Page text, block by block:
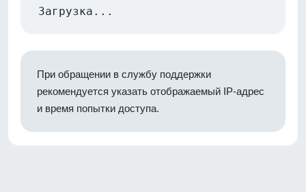
Загрузка...
При обращении в службу поддержки
рекомендуется указать отображаемый IP-адрес
и время попытки доступа.